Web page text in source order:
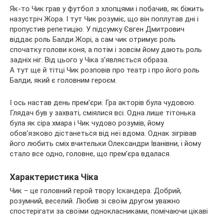
Як-то Чик грав у футбол з хлопцями і побачив, як біжить
назустріч Жора. І тут Чик розуміє, що він поплутав дні і
пропустив репетицію. У підсумку Євген Дмитрович
віддає роль Балди Жорі, а сам чик отримує роль
спочатку голови коня, а потім і зовсім йому дають роль
задніх ніг. Від цього у Чіка з’являється образа.
А тут ще й тітці Чик розповів про театр і про його роль
Балди, який є головним героєм.
І ось настав день прем’єри. Гра акторів була чудовою.
Глядач був у захваті, сміялися всі. Одна лише тітонька
була як сіра хмара і Чик чудово розумів, йому
обов’язково дістанеться від неї вдома. Однак зігрівав
його любить сміх вчительки Олександри Іванівни, і йому
стало все одно, головне, що прем’єра вдалася.
Характеристика Чіка
Чик – це головний герой твору Іскандера. Добрий,
розумний, веселий. Любив зі своїм другом уважно
спостерігати за своїми однокласниками, помічаючи цікаві